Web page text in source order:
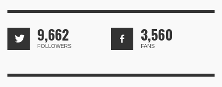
9,662
FOLLOWERS
3,560
FANS